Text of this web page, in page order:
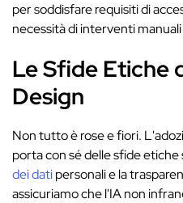
per soddisfare requisiti di
necessità di interventi
Le Sfide Etiche
Design
Non tutto è rose e fiori.
porta con sé delle sfide
dei datipersonali e la
assicuriamo che l'IA non